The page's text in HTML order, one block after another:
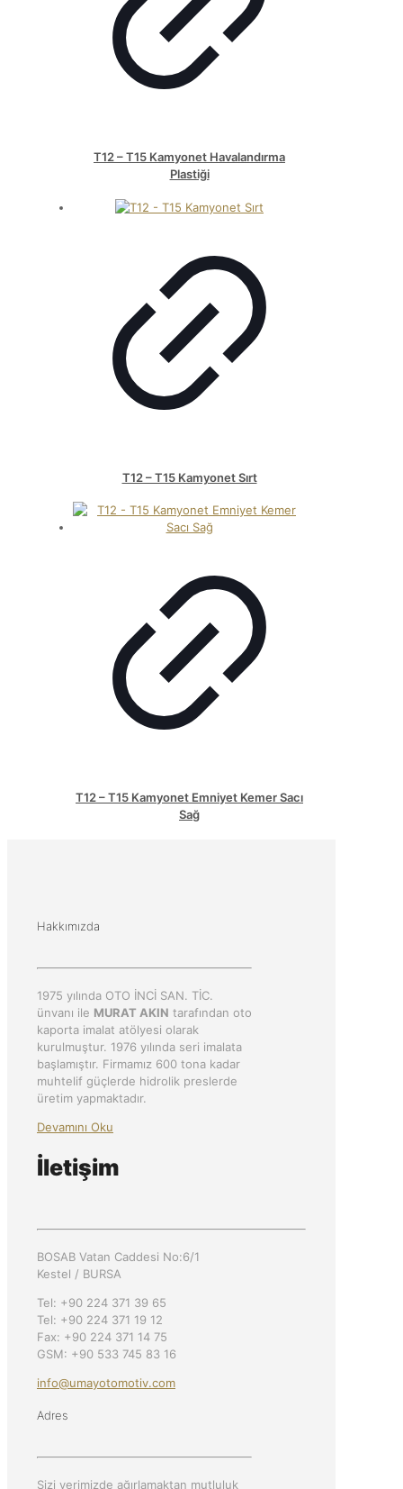
T12 – T15 Kamyonet Havalandırma
Plastiği
T12 – T15 Kamyonet Sırt
T12 – T15 Kamyonet Emniyet Kemer Sacı
Sağ
Hakkımızda
1975 yılında OTO İNCİ SAN. TİC.
ünvanı ile MURAT AKIN tarafından oto
kaporta imalat atölyesi olarak
kurulmuştur. 1976 yılında seri imalata
başlamıştır. Firmamız 600 tona kadar
muhtelif güçlerde hidrolik preslerde
üretim yapmaktadır.
Devamını Oku
İletişim
BOSAB Vatan Caddesi No:6/1
Kestel / BURSA
Tel: +90 224 371 39 65
Tel: +90 224 371 19 12
Fax: +90 224 371 14 75
GSM: +90 533 745 83 16
info@umayotomotiv.com
Adres
Sizi yerimizde ağırlamaktan mutluluk